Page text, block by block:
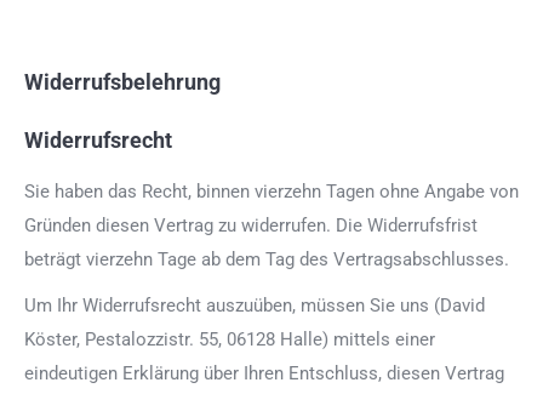
Widerrufsbelehrung
Widerrufsrecht
Sie haben das Recht, binnen vierzehn Tagen ohne Angabe von
Gründen diesen Vertrag zu widerrufen. Die Widerrufsfrist
beträgt vierzehn Tage ab dem Tag des Vertragsabschlusses.
Um Ihr Widerrufsrecht auszuüben, müssen Sie uns (David
Köster, Pestalozzistr. 55, 06128 Halle) mittels einer
eindeutigen Erklärung über Ihren Entschluss, diesen Vertrag